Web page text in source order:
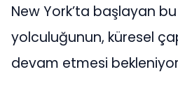
New York’ta başlayan
yolculuğunun, küresel
devam etmesi